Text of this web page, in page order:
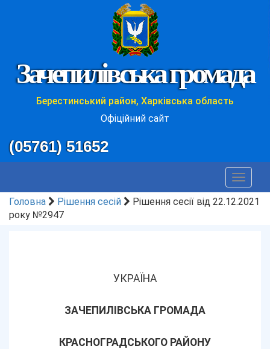
Зачепилівська громада
Берестинський район, Харківська область
Офіційний сайт
(05761) 51652
Toggle
Головна
Рішення сесій
Рішення сесії від 22.12.2021
року №2947
УКРАЇНА
ЗАЧЕПИЛІВСЬКА ГРОМАДА
КРАСНОГРАДСЬКОГО РАЙОНУ